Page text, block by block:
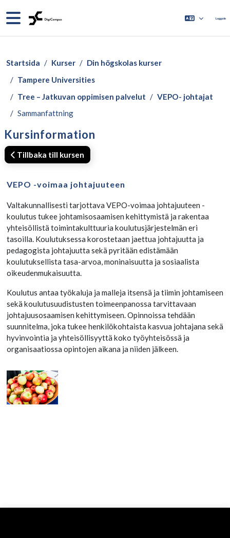
Sidopanel Logga in
Startsida Kurser
Din högskolas kurser
Tampere Universities
Tree – Jatkuvan oppimisen palvelut
VEPO- johtajat
Sammanfattning
Kursinformation
Tillbaka till kursen
VEPO -voimaa johtajuuteen
Valtakunnallisesti tarjottava VEPO-voimaa johtajuuteen -
koulutus tukee johtamisosaamisen kehittymistä ja rakentaa
yhteisöllistä toimintakulttuuria koulutusjärjestelmän eri
tasoilla. Koulutuksessa korostetaan jaettua johtajuutta ja
pedagogista johtajuutta sekä pyritään edistämään
koulutuksellista tasa-arvoa, moninaisuutta ja sosiaalista
oikeudenmukaisuutta.
Koulutus antaa työkaluja ja malleja itsensä ja tiimin johtamiseen
sekä koulutusuudistusten toimeenpanossa tarvittavaan
johtajuusosaamisen kehittymiseen. Opinnoissa tehdään
suunnitelma, joka tukee henkilökohtaista kasvua johtajana sekä
hyvinvointia ja yhteisöllisyyttä koko työyhteisössä ja
organisaatiossa opintojen aikana ja niiden jälkeen.